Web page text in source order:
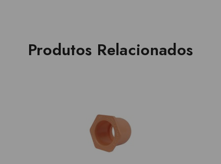
Produtos Relacionados